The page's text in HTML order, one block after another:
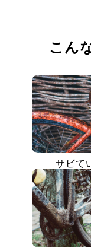
こん
サビて